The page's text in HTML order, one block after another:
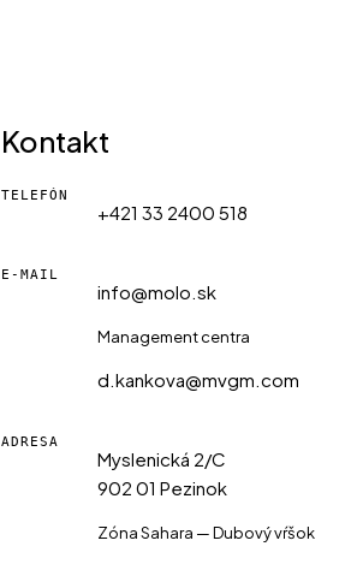
Kontakt
TELEFÓN
+421 33 2400 518
E-MAIL
info@molo.sk
Management centra
d.kankova@mvgm.com
ADRESA
Myslenická 2/C
902 01 Pezinok
Zóna Sahara — Dubový vŕšok